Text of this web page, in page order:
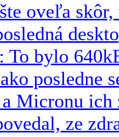
oveľa
To bylo
posledne
a Micronu
ze